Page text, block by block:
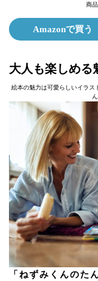
商
Amazonで買う
大人も楽しめる
絵本の魅力は可愛らしいイラス
「ねずみくんのた